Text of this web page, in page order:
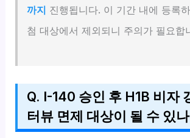
까지 진행됩니다. 이 기간 내에 등록
첨 대상에서 제외되니 주의가 필요합
Q. I-140 승인 후 H1B 비자
터뷰 면제 대상이 될 수 있